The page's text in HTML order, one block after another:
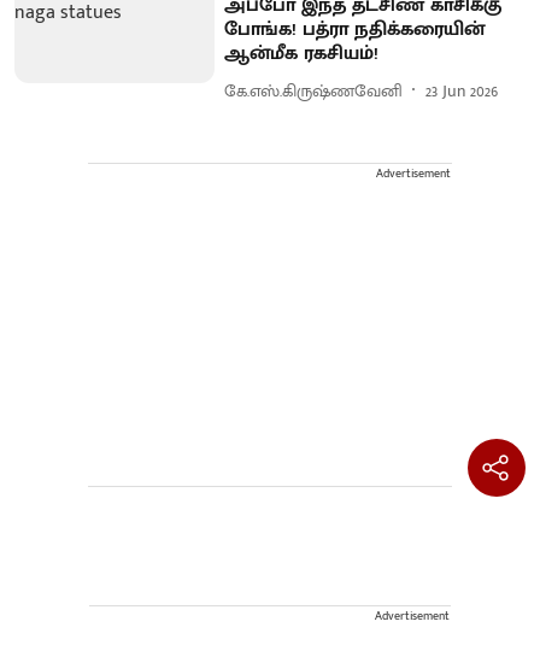
போங்க! பத்ரா நதிக்கரையின்
ஆன்மீக ரகசியம்!
கே.எஸ்.கிருஷ்ணவேனி 23 Jun 2026
Advertisement
Advertisement